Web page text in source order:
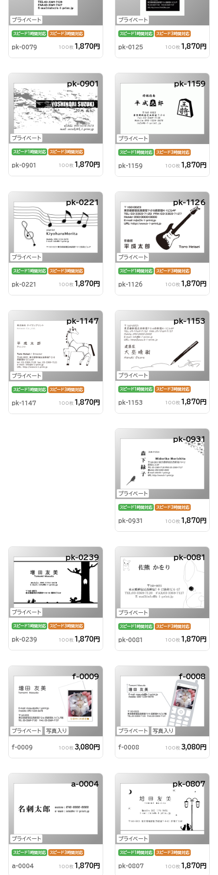
プライベート
スピード1時間対応 スピード3時間対応
pk-0079 100枚 1,870円
プライベート
スピード1時間対応 スピード3時間対応
pk-0125 100枚 1,870円
プライベート
pk-0901
スピード1時間対応 スピード3時間対応
pk-0901 100枚 1,870円
プライベート
pk-1159
スピード1時間対応 スピード3時間対応
pk-1159 100枚 1,870円
プライベート
pk-0221
スピード1時間対応 スピード3時間対応
pk-0221 100枚 1,870円
プライベート
pk-1126
スピード1時間対応 スピード3時間対応
pk-1126 100枚 1,870円
プライベート
pk-1147
スピード1時間対応 スピード3時間対応
pk-1147 100枚 1,870円
プライベート
pk-1153
スピード1時間対応 スピード3時間対応
pk-1153 100枚 1,870円
プライベート
pk-0931
スピード1時間対応 スピード3時間対応
pk-0931 100枚 1,870円
プライベート
pk-0239
スピード1時間対応 スピード3時間対応
pk-0239 100枚 1,870円
プライベート
pk-0081
スピード1時間対応 スピード3時間対応
pk-0081 100枚 1,870円
プライベート 写真入り
f-0009
f-0009 100枚 3,080円
プライベート 写真入り
f-0008
f-0008 100枚 3,080円
プライベート
a-0004
スピード1時間対応 スピード3時間対応
a-0004 100枚 1,870円
プライベート
pk-0807
スピード1時間対応 スピード3時間対応
pk-0807 100枚 1,870円